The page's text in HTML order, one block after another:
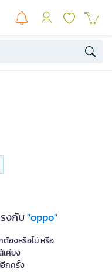
งกับ"oppo"
องหรือไม่ หรือ
เคียง
กครั้ง